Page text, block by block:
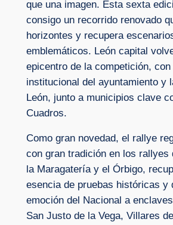
que una imagen. Esta sexta
consigo un recorrido renovado
horizontes y recupera
emblemáticos. León capital
epicentro de la competición,
institucional del ayuntamiento y
León, junto a municipios clave
Cuadros.
Como gran novedad, el rallye
con gran tradición en los rallyes
la Maragatería y el Órbigo,
esencia de pruebas históricas y
emoción del Nacional a
San Justo de la Vega, Villares